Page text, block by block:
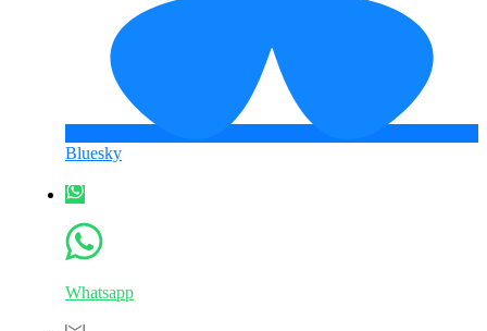
Bluesky
Whatsapp